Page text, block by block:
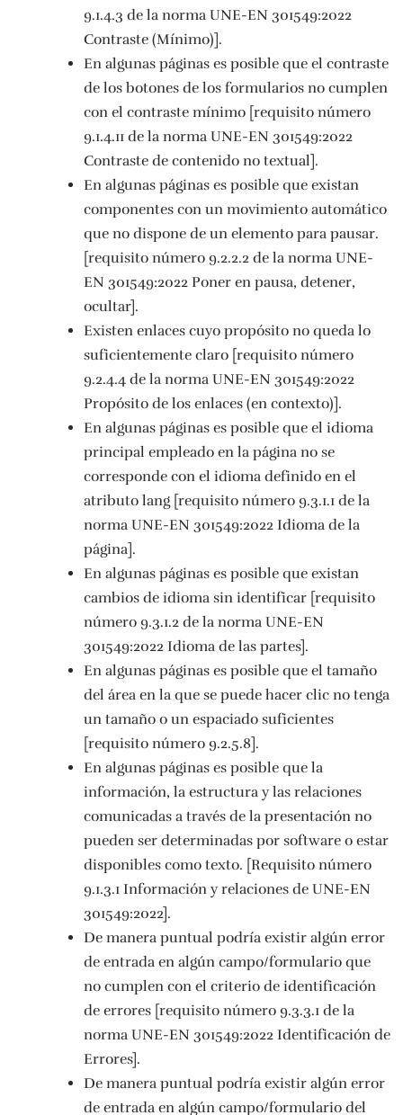
9.1.4.3 de la norma UNE-EN 301549:2022
Contraste (Mínimo)].
En algunas páginas es posible que el contraste
de los botones de los formularios no cumplen
con el contraste mínimo [requisito número
9.1.4.11 de la norma UNE-EN 301549:2022
Contraste de contenido no textual].
En algunas páginas es posible que existan
componentes con un movimiento automático
que no dispone de un elemento para pausar.
[requisito número 9.2.2.2 de la norma UNE-
EN 301549:2022 Poner en pausa, detener,
ocultar].
Existen enlaces cuyo propósito no queda lo
suficientemente claro [requisito número
9.2.4.4 de la norma UNE-EN 301549:2022
Propósito de los enlaces (en contexto)].
En algunas páginas es posible que el idioma
principal empleado en la página no se
corresponde con el idioma definido en el
atributo lang [requisito número 9.3.1.1 de la
norma UNE-EN 301549:2022 Idioma de la
página].
En algunas páginas es posible que existan
cambios de idioma sin identificar [requisito
número 9.3.1.2 de la norma UNE-EN
301549:2022 Idioma de las partes].
En algunas páginas es posible que el tamaño
del área en la que se puede hacer clic no tenga
un tamaño o un espaciado suficientes
[requisito número 9.2.5.8].
En algunas páginas es posible que la
información, la estructura y las relaciones
comunicadas a través de la presentación no
pueden ser determinadas por software o estar
disponibles como texto. [Requisito número
9.1.3.1 Información y relaciones de UNE-EN
301549:2022].
De manera puntual podría existir algún error
de entrada en algún campo/formulario que
no cumplen con el criterio de identificación
de errores [requisito número 9.3.3.1 de la
norma UNE-EN 301549:2022 Identificación de
Errores].
De manera puntual podría existir algún error
de entrada en algún campo/formulario del